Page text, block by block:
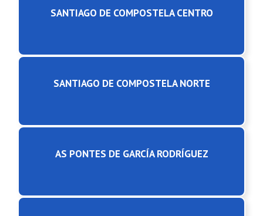
SANTIAGO DE COMPOSTELA CENTRO
SANTIAGO DE COMPOSTELA NORTE
AS PONTES DE GARCÍA RODRÍGUEZ